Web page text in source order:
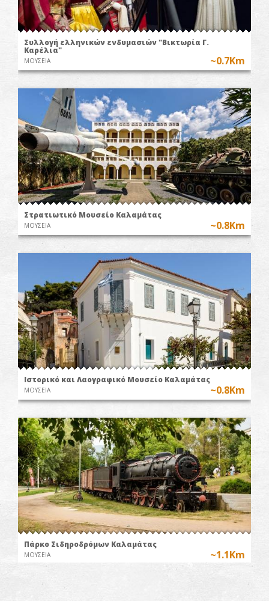
Συλλογή ελληνικών ενδυμασιών "Βικτωρία Γ.
Καρέλια"
ΜΟΥΣΕΙΑ ~0.7Km
Στρατιωτικό Μουσείο Καλαμάτας
ΜΟΥΣΕΙΑ ~0.8Km
Ιστορικό και Λαογραφικό Μουσείο Καλαμάτας
ΜΟΥΣΕΙΑ ~0.8Km
Πάρκο Σιδηροδρόμων Καλαμάτας
ΜΟΥΣΕΙΑ ~1.1Km